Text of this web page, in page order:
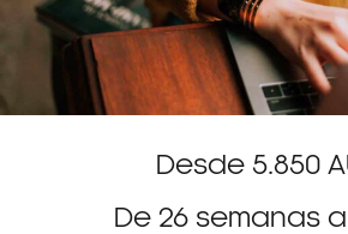
Desde 5.850
De 26 semanas